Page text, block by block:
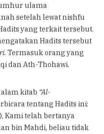
ulama
setelah lewat nishfu
yang terkait tersebut.
Hadits tersebut
. Termasuk orang yang
dan Ath-Thohawi.
kitab “Al-
tentang Hadits ini:
Kami telah bertanya
bin Mahdi, beliau tidak